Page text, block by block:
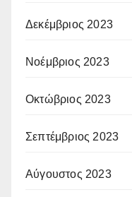
Δεκέμβριος 2023
Νοέμβριος 2023
Οκτώβριος 2023
Σεπτέμβριος 2023
Αύγουστος 2023